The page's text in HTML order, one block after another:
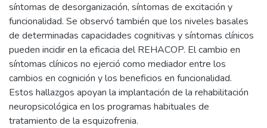
síntomas de desorganización, síntomas de excitación y
funcionalidad. Se observó también que los niveles basales
de determinadas capacidades cognitivas y síntomas clínicos
pueden incidir en la eficacia del REHACOP. El cambio en
síntomas clínicos no ejerció como mediador entre los
cambios en cognición y los beneficios en funcionalidad.
Estos hallazgos apoyan la implantación de la rehabilitación
neuropsicológica en los programas habituales de
tratamiento de la esquizofrenia.